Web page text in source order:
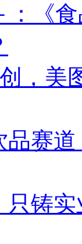
：《
，美
品赛
铸